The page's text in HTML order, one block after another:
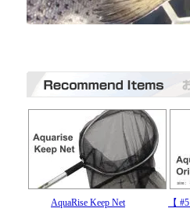
AquaRise Keep Net 【